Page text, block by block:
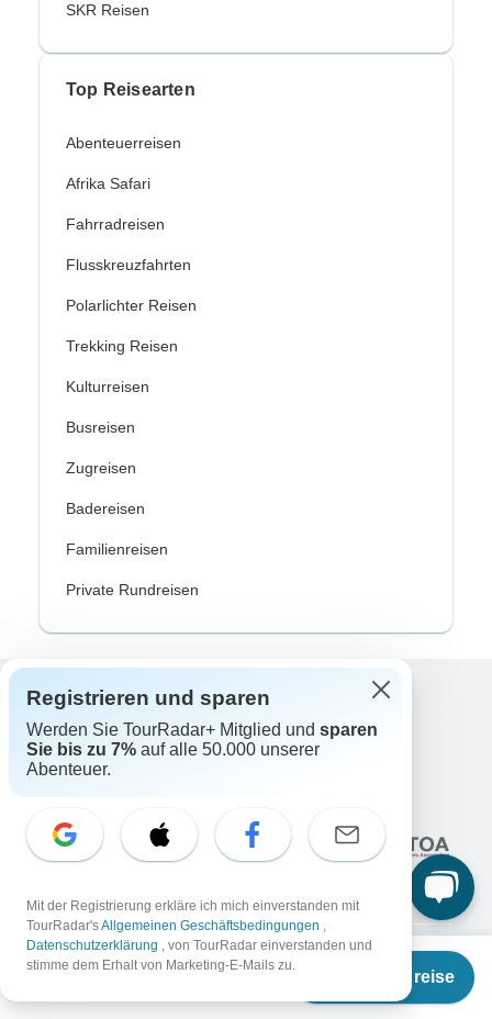
Termine & Preise
SKR Reisen
Top Reisearten
Abenteuerreisen
Afrika Safari
Fahrradreisen
Flusskreuzfahrten
Polarlichter Reisen
Trekking Reisen
Kulturreisen
Busreisen
Zugreisen
Badereisen
Familienreisen
Private Rundreisen
Excellent
10.000+Bewertungen auf
Registrieren und sparen
Werden Sie TourRadar+ Mitglied und sparen
Sie bis zu 7% auf alle 50.000 unserer
Abenteuer.
Mit der Registrierung erkläre ich mich einverstanden mit
TourRadar'sAllgemeinen Geschäftsbedingungen ,
Datenschutzerklärung , von TourRadar einverstanden und
stimme dem Erhalt von Marketing-E-Mails zu.